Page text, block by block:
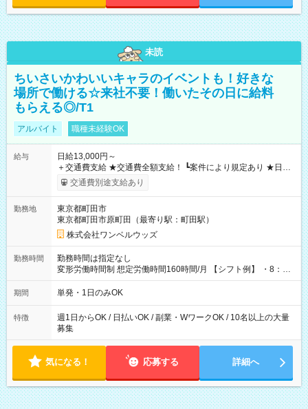
未読
ちいさいかわいいキャラのイベントも！好きな
場所で働ける☆来社不要！働いたその日に給料
もらえる◎/T1
アルバイト 職種未経験OK
給与
日給13,000円～
＋交通費支給 ★交通費全額支給！ ┗案件により規定あり ★日払
いOK！（規定あり） ┗働いたその日に現金GET♪ お仕事後はコ
ンビニATMから 日払い分を引き落とせます！ 【試用期間】試
交通費別途支給あり
勤務地
東京都町田市
東京都町田市原町田（最寄り駅：町田駅）
株式会社ワンベルウッズ
勤務時間
勤務時間は指定なし
変形労働時間制 想定労働時間160時間/月 【シフト例】 ・8：00
～21：00
期間 単発・1日のみOK
特徴
週1日からOK / 日払いOK / 副業・WワークOK / 10名以上の大量
募集
気になる！ 応募する 詳細へ